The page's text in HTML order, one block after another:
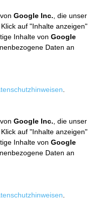
Google Inc. , die unser
auf "Inhalte anzeigen"
Inhalte von Google
Daten an
Google Inc. , die unser
auf "Inhalte anzeigen"
Inhalte von Google
Daten an